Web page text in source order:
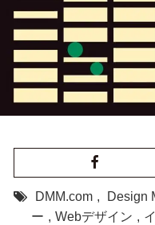
DMM.com , Design
ー , Webデザイン ,